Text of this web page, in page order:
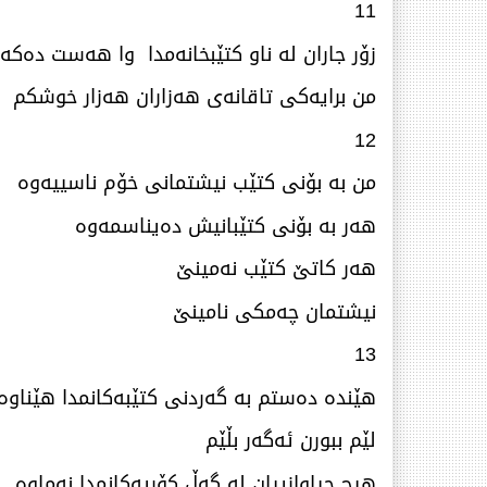
11
زۆر جاران لە ناو كتێبخانەمدا وا هەست
من برایەكی تاقانەی هەزاران هەزار خوشكم
12
من بە بۆنی كتێب نیشتمانی خۆم ناسییەوە
هەر بە بۆنی كتێبانیش دەیناسمەوە
هەر كاتێ‌ كتێب نەمینێ‌
نیشتمان چەمكی نامینێ‌
13
هێندە دەستم بە گەردنی كتێبەكانمدا
لێم ببورن ئەگەر بڵێم